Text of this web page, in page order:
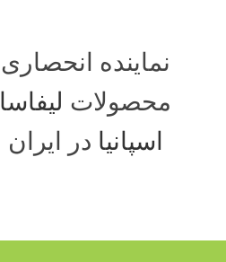
نماینده انحصاری
محصولات لیفاسا
اسپانیا در ایران